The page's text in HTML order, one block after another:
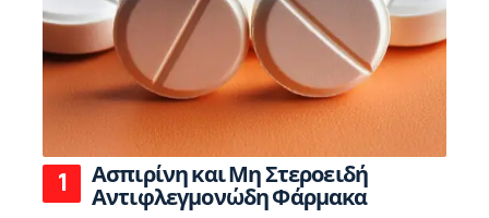
Ασπιρίνη και Μη Στεροειδή
Αντιφλεγμονώδη Φάρμακα